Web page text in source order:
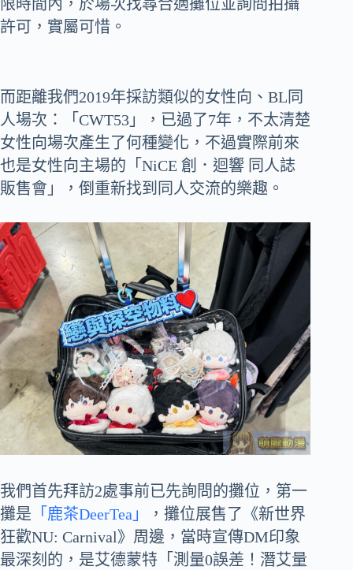
限時間內，於場次找尋合適攤位並詢問拍攝
許可，實屬可惜。
而距離我們2019年採訪類似的女性向、BL同
人場次：「CWT53」，已過了7年，不太清楚
女性向場次產生了何種變化，不過實際前來
也是女性向主場的「NiCE 創．迴響 同人誌
販售會」，倒重新找到同人交流的樂趣。
我們首先拜訪2處事前已先詢問的攤位，第一
攤是 「鹿茶DeerTea」
，攤位展售了《新世界
狂歡NU: Carnival》周邊，當時宣傳DM印象
最深刻的，是艾德蒙特「測量0誤差！潛艾量